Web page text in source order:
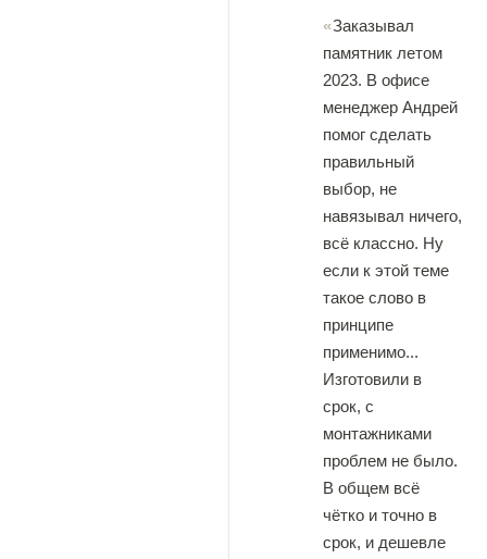
Заказывал
памятник летом
2023. В офисе
менеджер Андрей
помог сделать
правильный
выбор, не
навязывал ничего,
всё классно. Ну
если к этой теме
такое слово в
принципе
применимо...
Изготовили в
срок, с
монтажниками
проблем не было.
В общем всё
чëтко и точно в
срок, и дешевле